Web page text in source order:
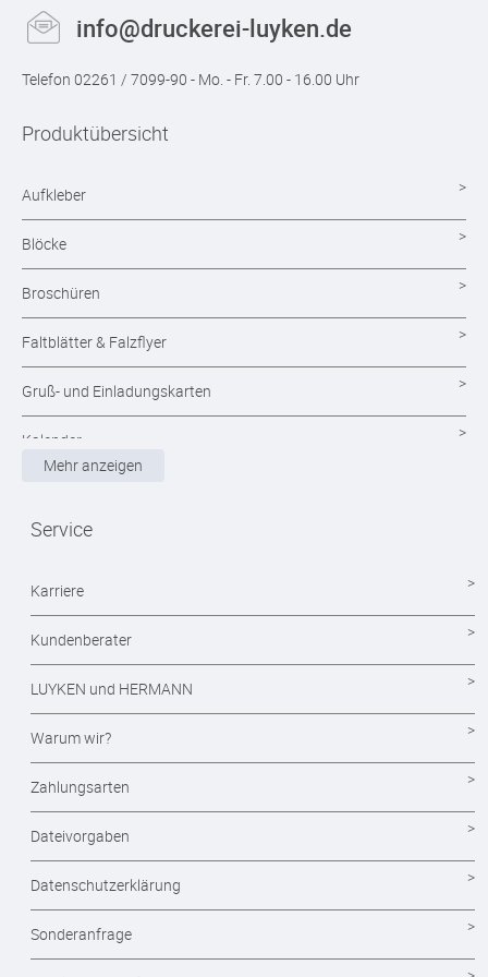
info@druckerei-luyken.de
Telefon 02261 / 7099-90 - Mo. - Fr. 7.00 - 16.00 Uhr
Produktübersicht
Aufkleber
Blöcke
Broschüren
Faltblätter & Falzflyer
Gruß- und Einladungskarten
Kalender
Mappen drucken
Notizblöcke
Durchschreibesätze
Formulare - Formularsätze
Endlosformulare
Briefpapier
Briefumschläge
Visitenkarten drucken
Eintrittskarten
Mehr anzeigen
Service
Karriere
Kundenberater
LUYKEN und HERMANN
Warum wir?
Zahlungsarten
Dateivorgaben
Datenschutzerklärung
Sonderanfrage